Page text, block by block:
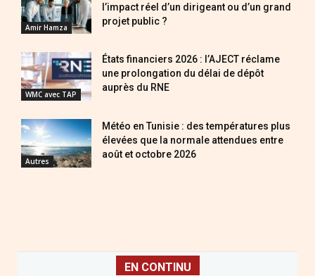
Amir Hamza
l’impact réel d’un dirigeant ou d’un grand
projet public ?
WMC avec TAP
États financiers 2026 : l’AJECT réclame
une prolongation du délai de dépôt
auprès du RNE
Autres
Météo en Tunisie : des températures plus
élevées que la normale attendues entre
août et octobre 2026
EN CONTINU